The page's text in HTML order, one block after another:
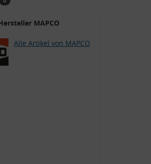
MAPCO
Alle Artikel von MAPCO